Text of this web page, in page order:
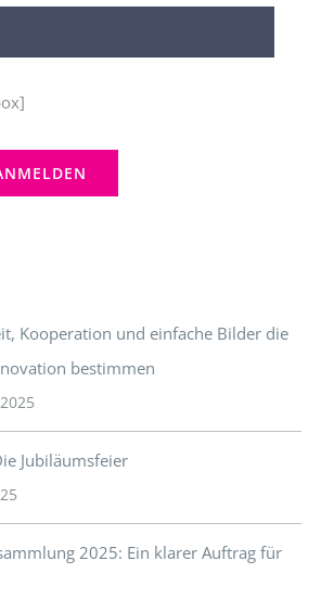
Kooperation und einfache Bilder die
bestimmen
Jubiläumsfeier
2025: Ein klarer Auftrag für